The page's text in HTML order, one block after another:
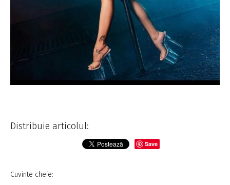
Distribuie articolul:
Save
Cuvinte cheie: